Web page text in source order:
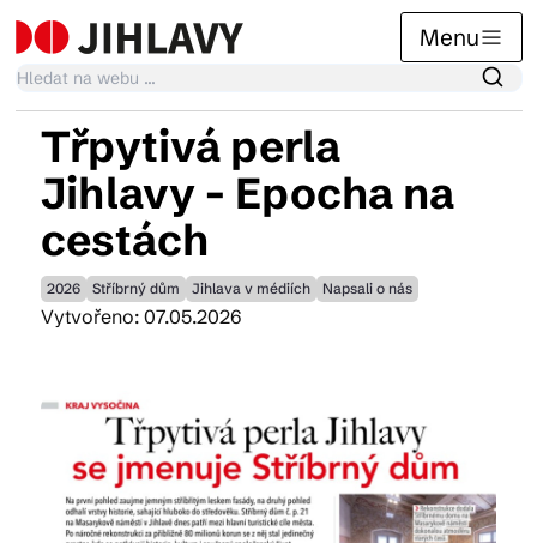
Menu
Kalendář akcí
Tradiční akce
Suvenýry
Praktické info
Třpytivá perla
Jihlavy - Epocha na
cestách
2026 Stříbrný dům Jihlava v médiích Napsali o nás
Vytvořeno: 07.05.2026